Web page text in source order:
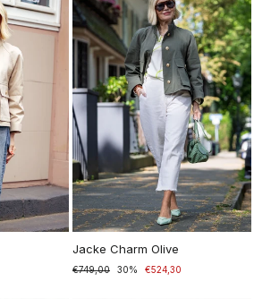
Jacke Charm Olive
Prezzo
€749,00
Prezzo
30% €524,30